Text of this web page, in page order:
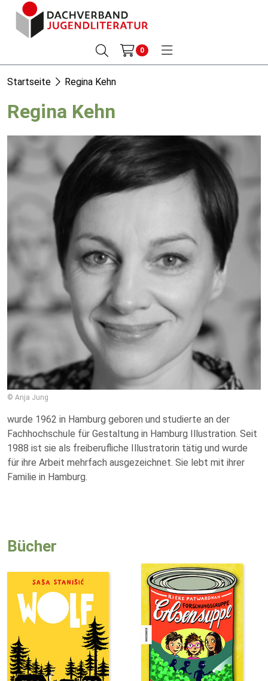
0
Startseite Regina Kehn
Regina Kehn
© Anja Jung
wurde 1962 in Hamburg geboren und studierte an der
Fachhochschule für Gestaltung in Hamburg Illustration. Seit
1988 ist sie als freiberufliche Illustratorin tätig und wurde
für ihre Arbeit mehrfach ausgezeichnet. Sie lebt mit ihrer
Familie in Hamburg.
Bücher